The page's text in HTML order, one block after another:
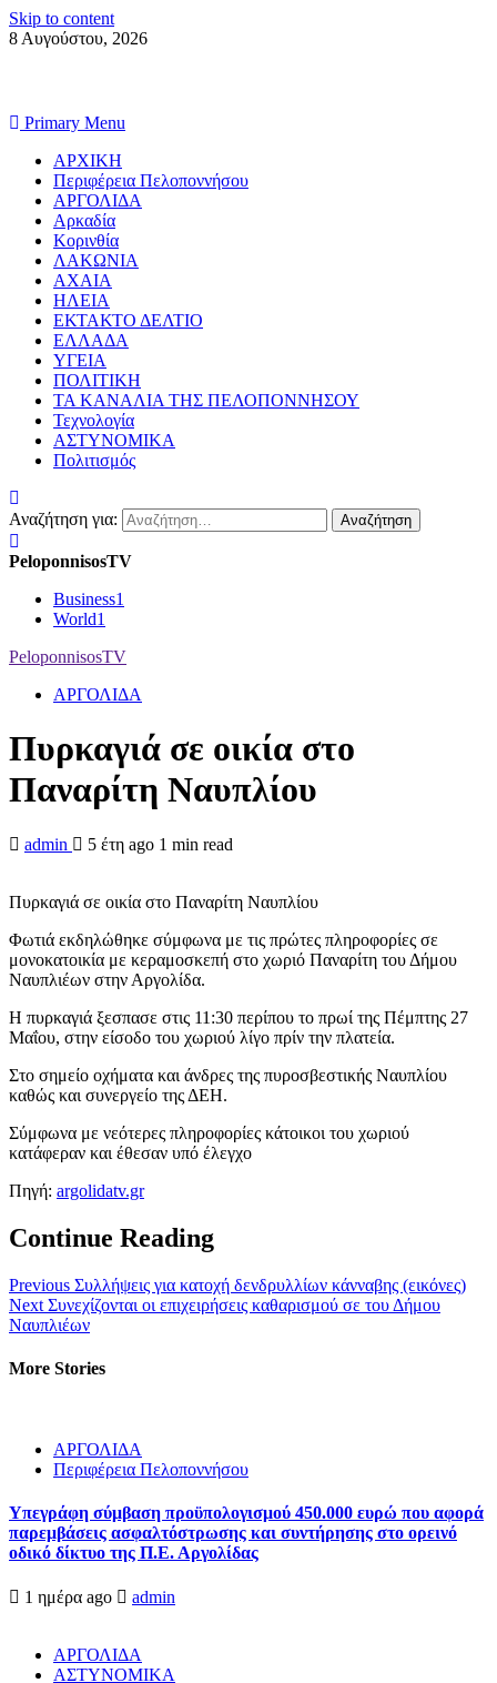
Skip to content
8 Αυγούστου, 2026
Primary Menu
ΑΡΧΙΚΗ
Περιφέρεια Πελοποννήσου
ΑΡΓΟΛΙΔΑ
Αρκαδία
Κορινθία
ΛΑΚΩΝΙΑ
ΑΧΑΙΑ
ΗΛΕΙΑ
ΕΚΤΑΚΤΟ ΔΕΛΤΙΟ
ΕΛΛΑΔΑ
ΥΓΕΙΑ
ΠΟΛΙΤΙΚΗ
ΤΑ ΚΑΝΑΛΙΑ ΤΗΣ ΠΕΛΟΠΟΝΝΗΣΟΥ
Τεχνολογία
ΑΣΤΥΝΟΜΙΚΑ
Πολιτισμός
Αναζήτηση για:
PeloponnisosTV
Business1
World1
PeloponnisosTV
ΑΡΓΟΛΙΔΑ
Πυρκαγιά σε οικία στο
Παναρίτη Ναυπλίου
admin 5 έτη ago 1 min read
Πυρκαγιά σε οικία στο Παναρίτη Ναυπλίου
Φωτιά εκδηλώθηκε σύμφωνα με τις πρώτες πληροφορίες σε
μονοκατοικία με κεραμοσκεπή στο χωριό Παναρίτη του Δήμου
Ναυπλιέων στην Αργολίδα.
Η πυρκαγιά ξεσπασε στις 11:30 περίπου το πρωί της Πέμπτης 27
Μαΐου, στην είσοδο του χωριού λίγο πρίν την πλατεία.
Στο σημείο οχήματα και άνδρες της πυροσβεστικής Ναυπλίου
καθώς και συνεργείο της ΔΕΗ.
Σύμφωνα με νεότερες πληροφορίες κάτοικοι του χωριού
κατάφεραν και έθεσαν υπό έλεγχο
Πηγή: argolidatv.gr
Continue Reading
Previous Συλλήψεις για κατοχή δενδρυλλίων κάνναβης (εικόνες)
Next Συνεχίζονται οι επιχειρήσεις καθαρισμού σε του Δήμου
Ναυπλιέων
More Stories
ΑΡΓΟΛΙΔΑ
Περιφέρεια Πελοποννήσου
Υπεγράφη σύμβαση προϋπολογισμού 450.000 ευρώ που αφορά
παρεμβάσεις ασφαλτόστρωσης και συντήρησης στο ορεινό
οδικό δίκτυο της Π.Ε. Αργολίδας
1 ημέρα ago admin
ΑΡΓΟΛΙΔΑ
ΑΣΤΥΝΟΜΙΚΑ